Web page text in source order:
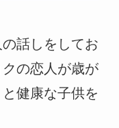
話しをしてお
の恋人が歳が
健康な子供を